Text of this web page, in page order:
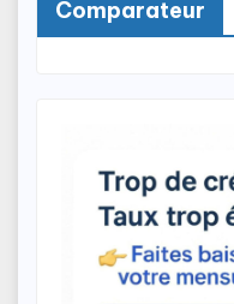
Comparateur